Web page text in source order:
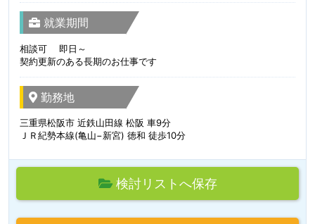
就業期間
相談可 即日～
契約更新のある長期のお仕事です
勤務地
三重県松阪市 近鉄山田線 松阪 車9分
ＪＲ紀勢本線(亀山−新宮) 徳和 徒歩10分
検討リストへ保存